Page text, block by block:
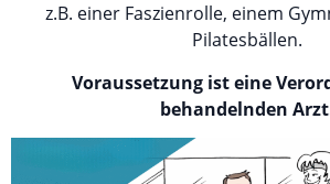
z.B. einer Faszienrolle, einem
Pilatesbällen.
Voraussetzung ist eine
behandelnden